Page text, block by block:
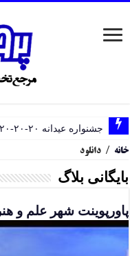
جشنواره عیدانه ۲۰-۲۰-۲۰ پروژه ها
خانه / دانلود
بایگانی بلاگ
پاورپوینت شهر علم و هنر